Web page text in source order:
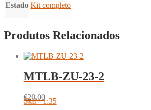
Estado Kit completo
Produtos Relacionados
MTLB-ZU-23-2
€20.00
Skif - 1:35